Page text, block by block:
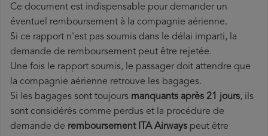
Ce document est indispensable pour demander un
éventuel remboursement à la compagnie aérienne.
Si ce rapport n'est pas soumis dans le délai imparti, la
demande de remboursement peut être rejetée.
Une fois le rapport soumis, le passager doit attendre que
la compagnie aérienne retrouve les bagages.
Si les bagages sont toujours manquants après 21 jours, ils
sont considérés comme perdus et la procédure de
demande de remboursement ITA Airways peut être